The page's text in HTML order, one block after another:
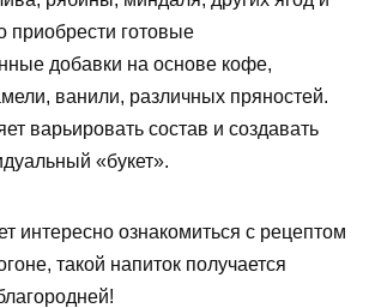
приобрести готовые
добавки на основе кофе,
ванили, различных пряностей.
варьировать состав и создавать
«букет».
интересно ознакомиться с рецептом
такой напиток получается